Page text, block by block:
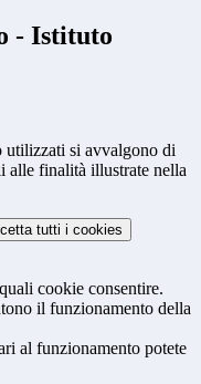
- Istituto
utilizzati si avvalgono di
alle finalità illustrate nella
tutti i cookies
cookie consentire.
il funzionamento della
al funzionamento potete